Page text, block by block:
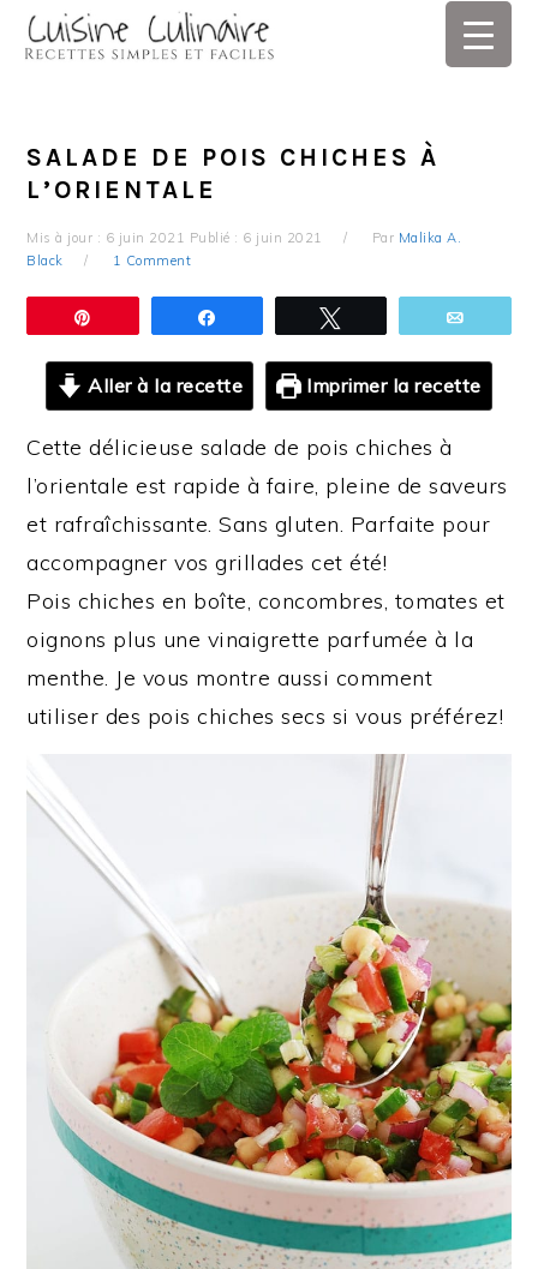
Skip
Skip
Skip
Skip
SALADE DE POIS CHICHES À
L’ORIENTALE
Mis à jour : 6 juin 2021 Publié : 6 juin 2021 Par Malika A.
Black
1 Comment
Aller à la recette Imprimer la recette
Cette délicieuse salade de pois chiches à
l’orientale est rapide à faire, pleine de saveurs
et rafraîchissante. Sans gluten. Parfaite pour
accompagner vos grillades cet été!
Pois chiches en boîte, concombres, tomates et
oignons plus une vinaigrette parfumée à la
menthe. Je vous montre aussi comment
utiliser des pois chiches secs si vous préférez!